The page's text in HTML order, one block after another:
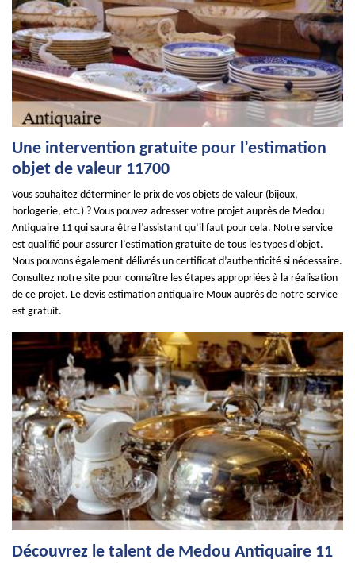
Une intervention gratuite pour l’estimation
objet de valeur 11700
Vous souhaitez déterminer le prix de vos objets de valeur (bijoux,
horlogerie, etc.) ? Vous pouvez adresser votre projet auprès de Medou
Antiquaire 11 qui saura être l’assistant qu’il faut pour cela. Notre service
est qualifié pour assurer l’estimation gratuite de tous les types d’objet.
Nous pouvons également délivrés un certificat d’authenticité si nécessaire.
Consultez notre site pour connaître les étapes appropriées à la réalisation
de ce projet. Le devis estimation antiquaire Moux auprès de notre service
est gratuit.
Découvrez le talent de Medou Antiquaire 11